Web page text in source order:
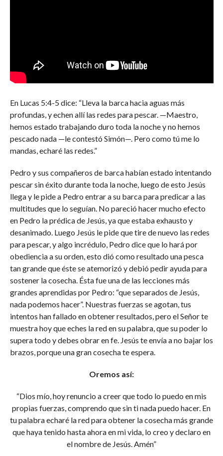
En Lucas 5:4-5 dice: “Lleva la barca hacia aguas más
profundas, y echen allí las redes para pescar. —Maestro,
hemos estado trabajando duro toda la noche y no hemos
pescado nada —le contestó Simón—. Pero como tú me lo
mandas, echaré las redes.”
Pedro y sus compañeros de barca habían estado intentando
pescar sin éxito durante toda la noche, luego de esto Jesús
llega y le pide a Pedro entrar a su barca para predicar a las
multitudes que lo seguían. No pareció hacer mucho efecto
en Pedro la prédica de Jesús, ya que estaba exhausto y
desanimado. Luego Jesús le pide que tire de nuevo las redes
para pescar, y algo incrédulo, Pedro dice que lo hará por
obediencia a su orden, esto dió como resultado una pesca
tan grande que éste se atemorizó y debió pedir ayuda para
sostener la cosecha. Ésta fue una de las lecciones más
grandes aprendidas por Pedro: “que separados de Jesús,
nada podemos hacer”. Nuestras fuerzas se agotan, tus
intentos han fallado en obtener resultados, pero el Señor te
muestra hoy que eches la red en su palabra, que su poder lo
supera todo y debes obrar en fe. Jesús te envía a no bajar los
brazos, porque una gran cosecha te espera.
Oremos así:
“Dios mío, hoy renuncio a creer que todo lo puedo en mis
propias fuerzas, comprendo que sin ti nada puedo hacer. En
tu palabra echaré la red para obtener la cosecha más grande
que haya tenido hasta ahora en mi vida, lo creo y declaro en
el nombre de Jesús. Amén”